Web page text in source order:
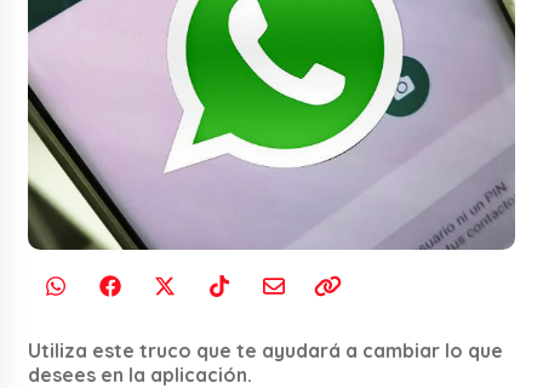
Utiliza este truco que te ayudará a cambiar lo que
desees en la aplicación.